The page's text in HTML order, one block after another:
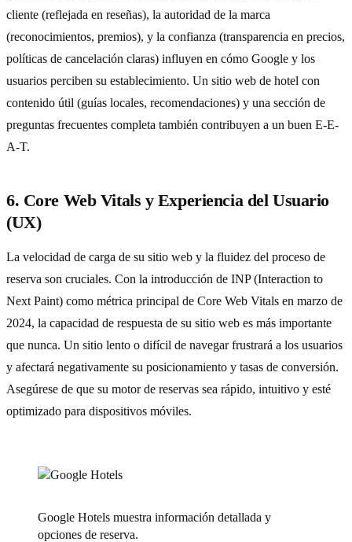
cliente (reflejada en reseñas), la autoridad de la marca
(reconocimientos, premios), y la confianza (transparencia en precios,
políticas de cancelación claras) influyen en cómo Google y los
usuarios perciben su establecimiento. Un sitio web de hotel con
contenido útil (guías locales, recomendaciones) y una sección de
preguntas frecuentes completa también contribuyen a un buen E-E-
A-T.
6. Core Web Vitals y Experiencia del Usuario
(UX)
La velocidad de carga de su sitio web y la fluidez del proceso de
reserva son cruciales. Con la introducción de INP (Interaction to
Next Paint) como métrica principal de Core Web Vitals en marzo de
2024, la capacidad de respuesta de su sitio web es más importante
que nunca. Un sitio lento o difícil de navegar frustrará a los usuarios
y afectará negativamente su posicionamiento y tasas de conversión.
Asegúrese de que su motor de reservas sea rápido, intuitivo y esté
optimizado para dispositivos móviles.
Google Hotels muestra información detallada y
opciones de reserva.